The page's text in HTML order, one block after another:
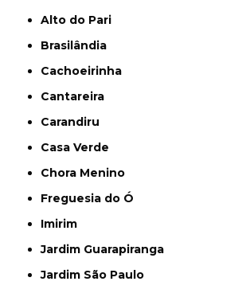
Alto do Pari
Brasilândia
Cachoeirinha
Cantareira
Carandiru
Casa Verde
Chora Menino
Freguesia do Ó
Imirim
Jardim Guarapiranga
Jardim São Paulo